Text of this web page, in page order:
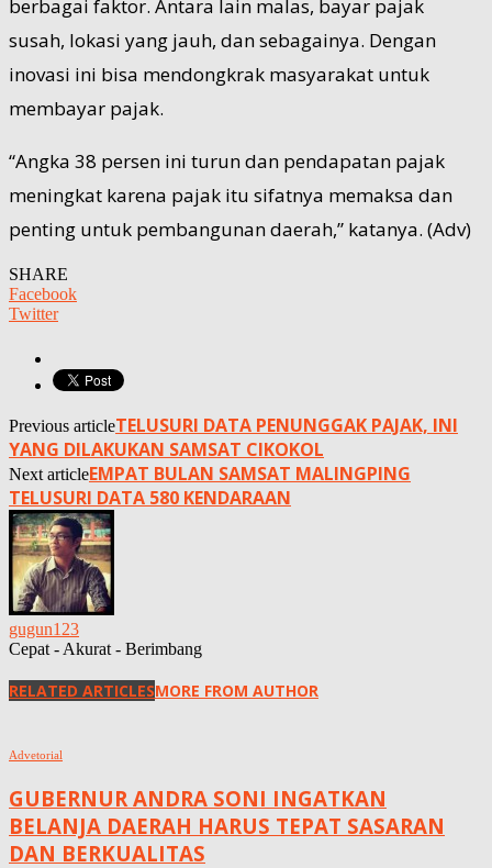
berbagai faktor. Antara lain malas, bayar pajak
susah, lokasi yang jauh, dan sebagainya. Dengan
inovasi ini bisa mendongkrak masyarakat untuk
membayar pajak.
“Angka 38 persen ini turun dan pendapatan pajak
meningkat karena pajak itu sifatnya memaksa dan
penting untuk pembangunan daerah,” katanya. (Adv)
SHARE
Facebook
Twitter
Previous articleTELUSURI DATA PENUNGGAK PAJAK, INI
YANG DILAKUKAN SAMSAT CIKOKOL
Next articleEMPAT BULAN SAMSAT MALINGPING
TELUSURI DATA 580 KENDARAAN
gugun123
Cepat - Akurat - Berimbang
RELATED ARTICLESMORE FROM AUTHOR
Advetorial
GUBERNUR ANDRA SONI INGATKAN
BELANJA DAERAH HARUS TEPAT SASARAN
DAN BERKUALITAS